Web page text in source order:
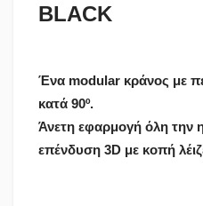
BLACK
Ένα modular κράνος με
κατά 90º.
Άνετη εφαρμογή όλη την
επένδυση 3D με κοπή